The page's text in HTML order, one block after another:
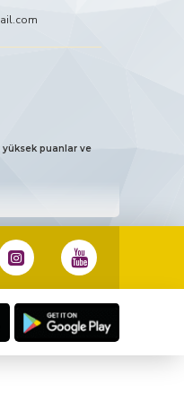
yüksek puanlar ve
ile ister